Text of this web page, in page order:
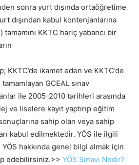
sonra yurt dışında ortaöğretime
dışından kabul kontenjanlarına
KKTC hariç yabancı bir
KKTC’de ikamet eden ve KKTC’de
GCEAL sınav
ile 2005-2010 tarihleri arasında
ve liselere kayıt yaptırıp eğitim
sahip olan veya sahip
kabul edilmektedir. YÖS ile ilgili
hakkında genel bilgi almak için
edebilirsiniz.>> YÖS Sınavı Nedir?